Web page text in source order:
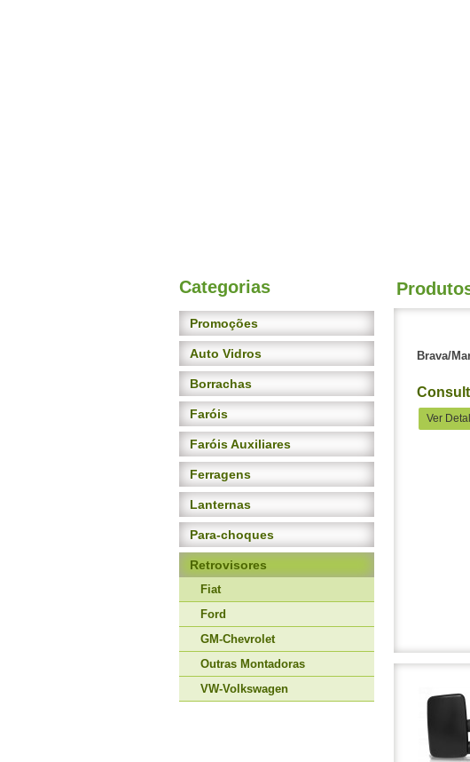
Categorias
Promoções
Auto Vidros
Borrachas
Faróis
Faróis Auxiliares
Ferragens
Lanternas
Para-choques
Retrovisores
Fiat
Ford
GM-Chevrolet
Outras Montadoras
VW-Volkswagen
Brava/
Ver